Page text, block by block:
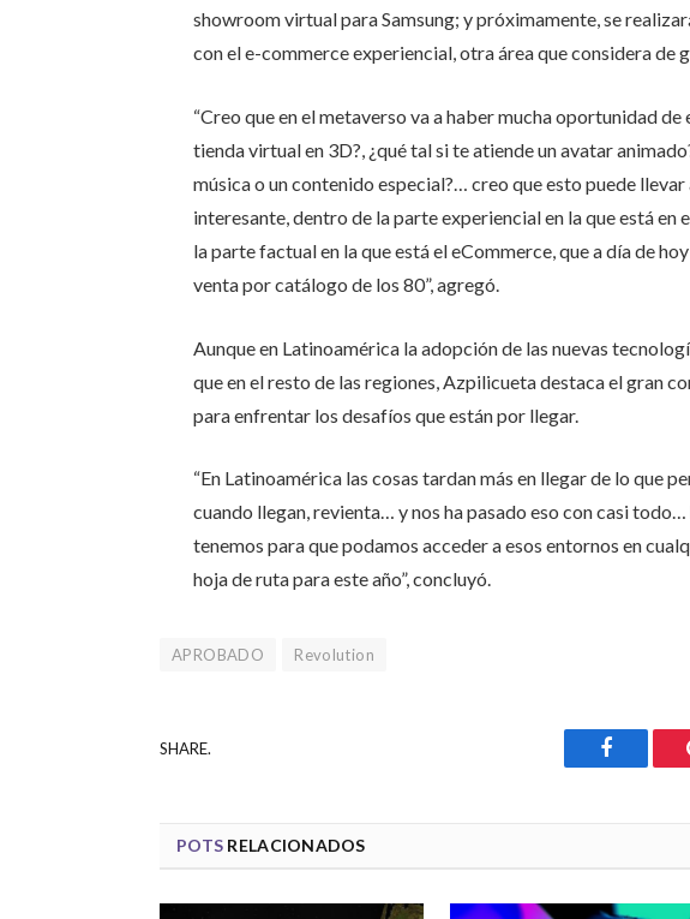
showroom virtual para Samsung; y próximamente, se
con el e-commerce experiencial, otra área que considera de
“Creo que en el metaverso va a haber mucha oportunidad de
tienda virtual en 3D?, ¿qué tal si te atiende un avatar
música o un contenido especial?… creo que esto puede
interesante, dentro de la parte experiencial en la que está en
la parte factual en la que está el eCommerce, que a día de
venta por catálogo de los 80”, agregó.
Aunque en Latinoamérica la adopción de las nuevas
que en el resto de las regiones, Azpilicueta destaca el gran
para enfrentar los desafíos que están por llegar.
“En Latinoamérica las cosas tardan más en llegar de lo que
cuando llegan, revienta… y nos ha pasado eso con casi
tenemos para que podamos acceder a esos entornos en
hoja de ruta para este año”, concluyó.
APROBADO Revolution
SHARE.
Facebook
POTS RELACIONADOS